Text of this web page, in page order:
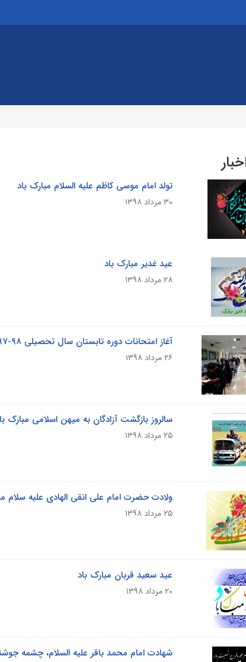
تولد امام موسی کاظم علیه السلام مبارک باد
۳۰ مرداد ۱۳۹۸
عید غدیر مبارک باد
۲۸ مرداد ۱۳۹۸
آغاز امتحانات دوره تابستان سال تحصیلی ۹۸-۹۷ دانشگاه آزاد اسلامی واحد تهران غرب
۲۶ مرداد ۱۳۹۸
سالروز بازگشت آزادگان به میهن اسلامی مبارک
۲۵ مرداد ۱۳۹۸
ولادت حضرت امام علی انقی الهادی علیه سلام
۲۵ مرداد ۱۳۹۸
عید سعید قربان مبارک باد
۲۰ مرداد ۱۳۹۸
شهادت امام محمد باقر علیه السلام، چشمه